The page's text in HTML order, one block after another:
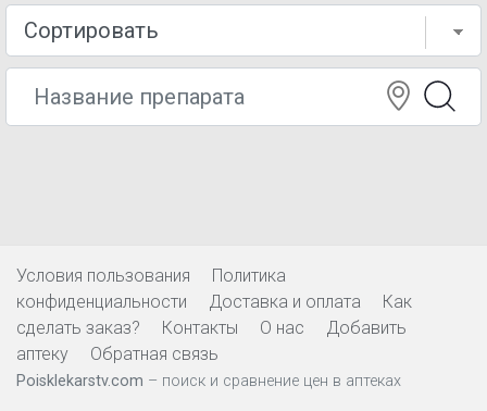
Условия пользования
Политика
конфиденциальности
Доставка и оплата
Как
сделать заказ?
Контакты О нас
Добавить
аптеку
Обратная связь
Poisklekarstv.com – поиск и сравнение цен в аптеках